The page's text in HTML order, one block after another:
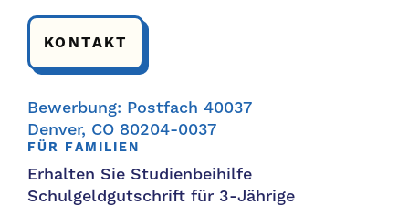
KONTAKT
Bewerbung: Postfach 40037
Denver, CO 80204-0037
FÜR FAMILIEN
Erhalten Sie Studienbeihilfe
Schulgeldgutschrift für 3-Jährige